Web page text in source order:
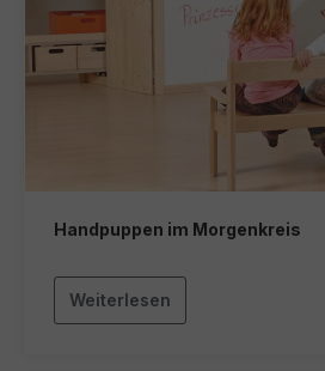
Handpuppen im Morgenkreis
Weiterlesen